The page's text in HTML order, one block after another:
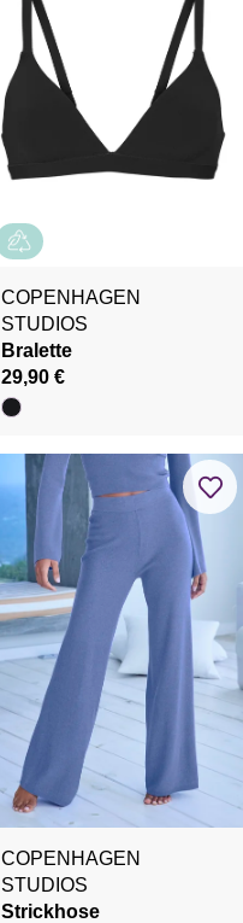
COPENHAGEN
STUDIOS
Bralette
29,90 €
COPENHAGEN
STUDIOS
Strickhose